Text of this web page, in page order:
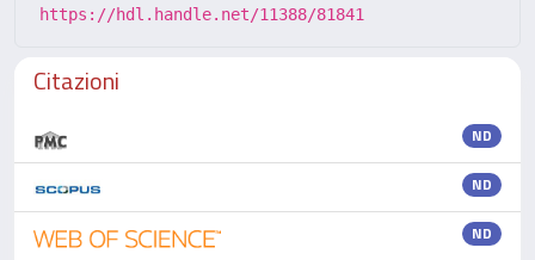
https://hdl.handle.net/11388/81841
Citazioni
ND
ND
ND